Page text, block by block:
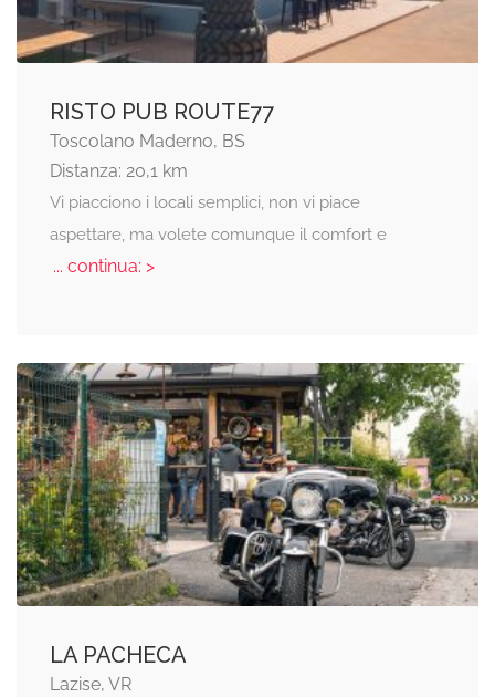
RISTO PUB ROUTE77
Toscolano Maderno, BS
Distanza: 20,1 km
Vi piacciono i locali semplici, non vi piace
aspettare, ma volete comunque il comfort e
... continua: >
LA PACHECA
Lazise, VR